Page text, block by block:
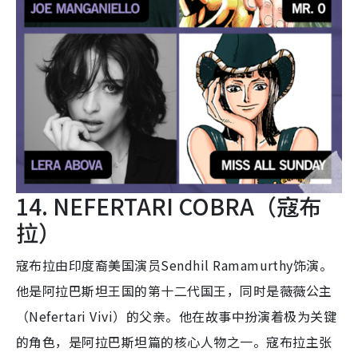
14. NEFERTARI COBRA（寇布
拉）
寇布拉由印度裔美国演员Sendhil Ramamurthy饰演。
他是阿拉巴斯坦王国的第十二代国王，同时是薇薇公主
（Nefertari Vivi）的父亲。他在故事中扮演着极为关键
的角色，是阿拉巴斯坦篇的核心人物之一。寇布拉主张